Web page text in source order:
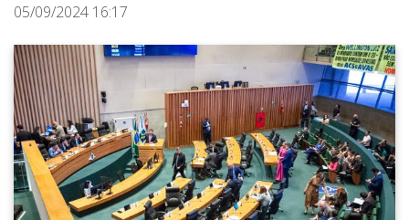
05/09/2024 16:17